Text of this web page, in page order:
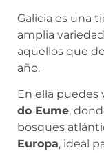
Galicia es una
amplia
aquellos que
año.
En ella puedes
do Eume,
bosques
Europa, ideal